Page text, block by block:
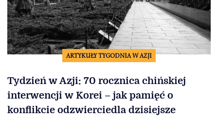
ARTYKUŁY TYGODNIA W AZJI
Tydzień w Azji: 70 rocznica chińskiej
interwencji w Korei – jak pamięć o
konflikcie odzwierciedla dzisiejsze